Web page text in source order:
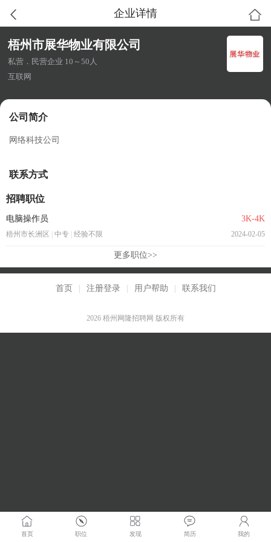
企业详情
梧州市展华物业有限公司
私营．民营企业 10～50人
互联网
公司简介
网络科技公司
联系方式
招聘职位
电脑操作员 3K-4K
梧州市长洲区 中专 经验不限 2024-02-05
更多职位>>
首页 注册登录 用户帮助 联系我们
2026 梧州网隆招聘网 版权所有
首页 职位 发现 简历 我的